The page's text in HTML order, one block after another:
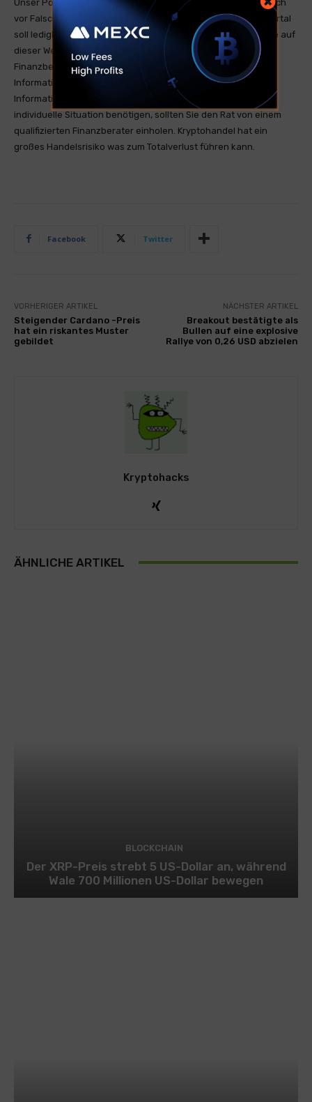
Unser Portal ist ein RSS-Nachrichtendienst und distanziert sich
vor Falschmeldungen oder Irreführung. Unser Nachrichtenportal
soll lediglich zum Informationsaustausch genutzt werden. Die auf
dieser Website bereitgestellten Informationen stellen keine
Finanzberatung dar und sind nicht als solche gedacht. Die
Informationen sind allgemeiner Natur und dienen nur zu
Informationszwecken. Wenn Sie Finanzberatung für Ihre
individuelle Situation benötigen, sollten Sie den Rat von einem
qualifizierten Finanzberater einholen. Kryptohandel hat ein
großes Handelsrisiko was zum Totalverlust führen kann.
Facebook Twitter
VORHERIGER ARTIKEL
Steigender Cardano -Preis
hat ein riskantes Muster
gebildet
NÄCHSTER ARTIKEL
Breakout bestätigte als
Bullen auf eine explosive
Rallye von 0,26 USD abzielen
Kryptohacks
ÄHNLICHE ARTIKEL
BLOCKCHAIN
Der XRP-Preis strebt 5 US-Dollar an, während
Wale 700 Millionen US-Dollar bewegen